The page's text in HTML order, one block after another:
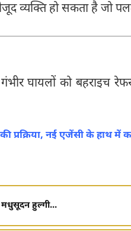
व्यक्ति हो सकता है जो
घायलों को बहराइच रेफर
प्रक्रिया, नई एजेंसी के हाथ में
हुल्गी...